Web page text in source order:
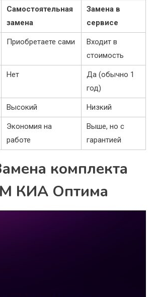
Самостоятельная
замена
Замена в
сервисе
Приобретаете сами
Входит в
стоимость
Нет
Да (обычно 1
год)
Высокий Низкий
Экономия на
работе
Выше, но с
гарантией
комплекта
КИА Оптима